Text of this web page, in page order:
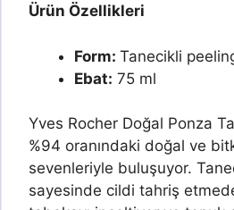
Ürün Özellikleri
Form: Tanecikli
Ebat: 75 ml
Yves Rocher Doğal Ponza
%94 oranındaki doğal ve
sevenleriyle buluşuyor.
sayesinde cildi tahriş